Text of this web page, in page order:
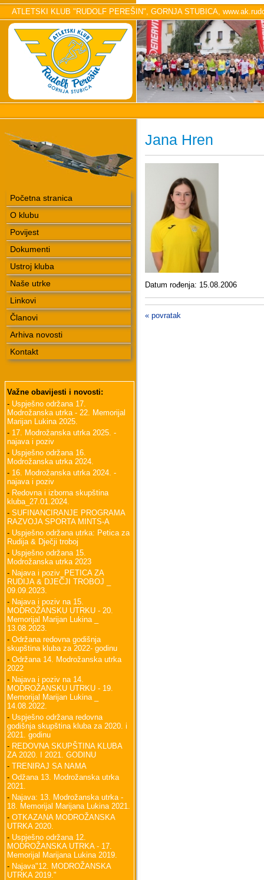
ATLETSKI KLUB "RUDOLF PEREŠIN", GORNJA STUBICA,
Početna stranica
O klubu
Povijest
Dokumenti
Ustroj kluba
Naše utrke
Linkovi
Članovi
Arhiva novosti
Kontakt
Važne obavijesti i novosti:
- Uspješno održana 17.
Modrožanska utrka - 22. Memorijal
Marijan Lukina 2025.
- 17. Modrožanska utrka 2025. -
najava i poziv
- Uspješno održana 16.
Modrožanska utrka 2024.
- 16. Modrožanska utrka 2024. -
najava i poziv
- Redovna i izborna skupština
kluba_27.01.2024.
- SUFINANCIRANJE PROGRAMA
RAZVOJA SPORTA MINTS-A
- Uspješno održana utrka: Petica za
Rudija & Dječji troboj
- Uspješno održana 15.
Modrožanska utrka 2023
- Najava i poziv_PETICA ZA
RUDIJA & DJEČJI TROBOJ _
09.09.2023.
- Najava i poziv na 15.
MODROŽANSKU UTRKU - 20.
Memorijal Marijan Lukina _
13.08.2023.
- Održana redovna godišnja
skupština kluba za 2022- godinu
- Održana 14. Modrožanska utrka
2022
- Najava i poziv na 14.
MODROŽANSKU UTRKU - 19.
Memorijal Marijan Lukina _
14.08.2022.
- Uspješno održana redovna
godišnja skupština kluba za 2020. i
2021. godinu
- REDOVNA SKUPŠTINA KLUBA
ZA 2020. I 2021. GODINU
- TRENIRAJ SA NAMA
- Odžana 13. Modrožanska utrka
2021.
- Najava: 13. Modrožanska utrka -
18. Memorijal Marijana Lukina 2021.
- OTKAZANA MODROŽANSKA
UTRKA 2020.
- Uspješno održana 12.
MODROŽANSKA UTRKA - 17.
Memorijal Marijana Lukina 2019.
- Najava"12. MODROŽANSKA
UTRKA 2019."
Jana Hren
Datum rođenja: 15.08.2006
« povratak